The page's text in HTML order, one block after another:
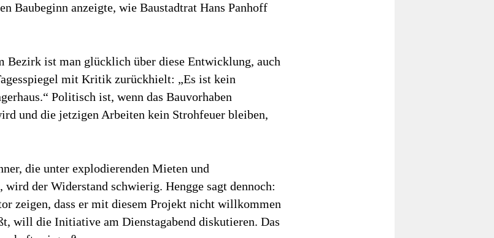
Baubeginn anzeigte, wie Baustadtrat Hans Panhoff
Bezirk ist man glücklich über diese Entwicklung, auch
mit Kritik zurückhielt: „Es ist kein
Politisch ist, wenn das Bauvorhaben
und die jetzigen Arbeiten kein Strohfeuer bleiben,
die unter explodierenden Mieten und
wird der Widerstand schwierig. Hengge sagt dennoch:
zeigen, dass er mit diesem Projekt nicht willkommen
will die Initiative am Dienstagabend diskutieren. Das